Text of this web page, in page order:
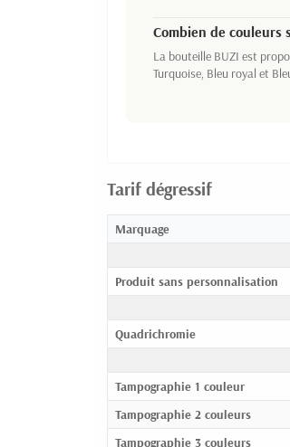
Combien de couleurs
La bouteille BUZI est
Turquoise, Bleu royal et
Tarif dégressif
Marquage
Produit sans personnalisation
Quadrichromie
Tampographie 1 couleur
Tampographie 2 couleurs
Tampographie 3 couleurs